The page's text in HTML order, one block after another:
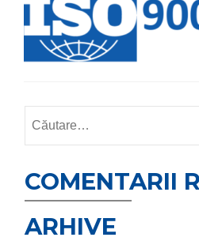
după:
COMENTARII
ARHIVE